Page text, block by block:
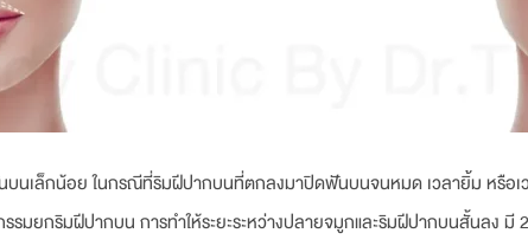
เล็กน้อย ในกรณีที่ริมฝีปากบนที่ตกลงมาปิดฟันบนจนหมด เวลายิ้ม หรือเว
รมยกริมฝีปากบน การทำให้ระยะระหว่างปลายจมูกและริมฝีปากบนสั้นลง มี